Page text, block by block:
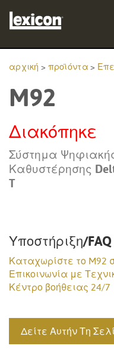
προϊόντα
πού να αγοράσετε
Μελέτες περίπτωσης
εκπαίδευση
Γλώσσα/Περιοχή
αρχική > προϊόντα >
M92
Διακόπηκε
Σύστημα
Καθυστέρησης
T
Υποστήριξη/FAQ
Καταχωρίστε το M92
Επικοινωνία με
Κέντρο βοήθειας 24/7
Δείτε Αυτήν Τη